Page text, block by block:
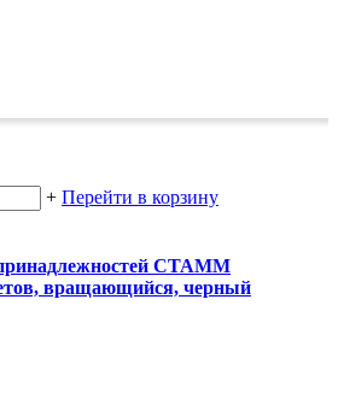
+ Перейти в корзину
СТАММ
вращающийся, черный